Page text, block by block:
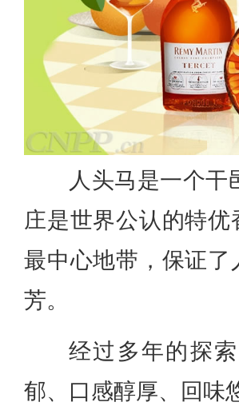
人头马是一个
庄是世界公认的特
最中心地带，保证
芳。
经过多年的探
郁、口感醇厚、回味